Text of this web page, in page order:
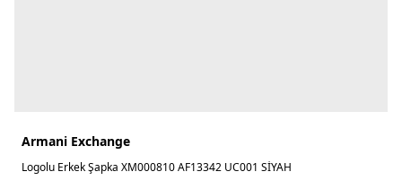
Armani Exchange
Logolu Erkek Şapka XM000810 AF13342 UC001 SİYAH